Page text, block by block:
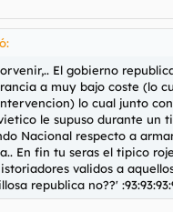
El gobierno
a muy bajo coste (lo
lo cual junto
le supuso durante un
Nacional respecto a
En fin tu seras el tipico
validos a
republica no??'